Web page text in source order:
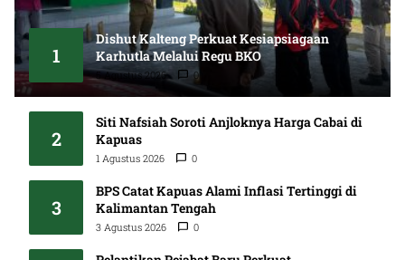
1
Dishut Kalteng Perkuat Kesiapsiagaan
Karhutla Melalui Regu BKO
5 Agustus 2026 0
2
Siti Nafsiah Soroti Anjloknya Harga Cabai di
Kapuas
1 Agustus 2026 0
3
BPS Catat Kapuas Alami Inflasi Tertinggi di
Kalimantan Tengah
3 Agustus 2026 0